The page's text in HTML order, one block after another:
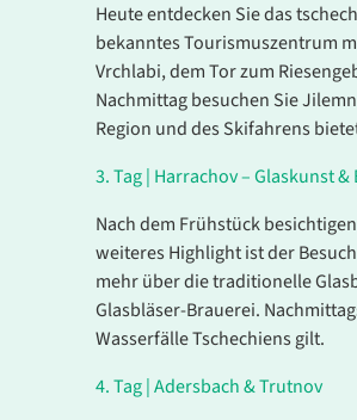
Heute entdecken Sie das
bekanntes Tourismuszentrum
Vrchlabi, dem Tor zum
Nachmittag besuchen Sie
Region und des Skifahrens
3.Tag | Harrachov – Glaskunst
Nach dem Frühstück
weiteres Highlight ist der
mehr über die traditionelle
Glasbläser-Brauerei.
Wasserfälle Tschechiens gilt.
4.Tag |Adersbach & Trutnov